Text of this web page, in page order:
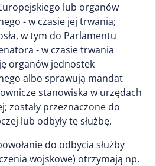
lub organów
- w czasie jej trwania;
w tym do Parlamentu
- w czasie trwania
organów jednostek
albo sprawują mandat
stanowiska w urzędach
zostały przeznaczone do
lub odbyły tę służbę.
do odbycia służby
wojskowe) otrzymają np.